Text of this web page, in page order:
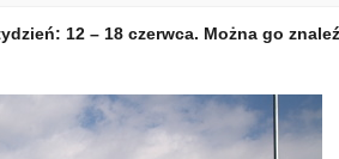
12 – 18 czerwca. Można go